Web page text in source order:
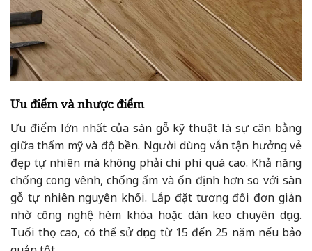
Ưu điểm và nhược điểm
Ưu điểm lớn nhất của sàn gỗ kỹ thuật là sự cân bằng
giữa thẩm mỹ và độ bền. Người dùng vẫn tận hưởng vẻ
đẹp tự nhiên mà không phải chi phí quá cao. Khả năng
chống cong vênh, chống ẩm và ổn định hơn so với sàn
gỗ tự nhiên nguyên khối. Lắp đặt tương đối đơn giản
nhờ công nghệ hèm khóa hoặc dán keo chuyên dụng.
Tuổi thọ cao, có thể sử dụng từ 15 đến 25 năm nếu bảo